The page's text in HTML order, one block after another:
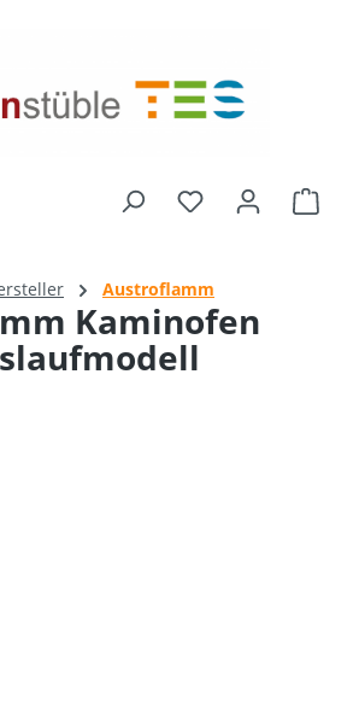
Austroflamm
Kaminofen